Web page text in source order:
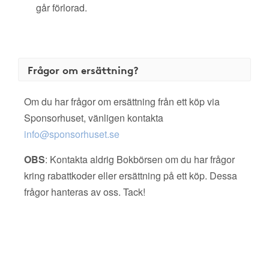
går förlorad.
Frågor om ersättning?
Om du har frågor om ersättning från ett köp via
Sponsorhuset, vänligen kontakta
info@sponsorhuset.se
OBS: Kontakta aldrig Bokbörsen om du har frågor
kring rabattkoder eller ersättning på ett köp. Dessa
frågor hanteras av oss. Tack!